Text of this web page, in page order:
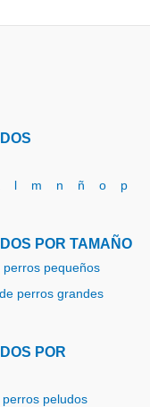
l m n ñ o
p
POR TAMAÑO
perros pequeños
perros grandes
POR
perros peludos